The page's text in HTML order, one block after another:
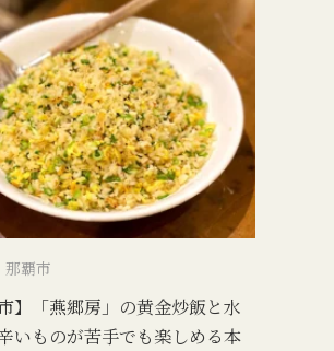
那覇市
市】「燕郷房」の黄金炒飯と水
いものが苦手でも楽しめる本